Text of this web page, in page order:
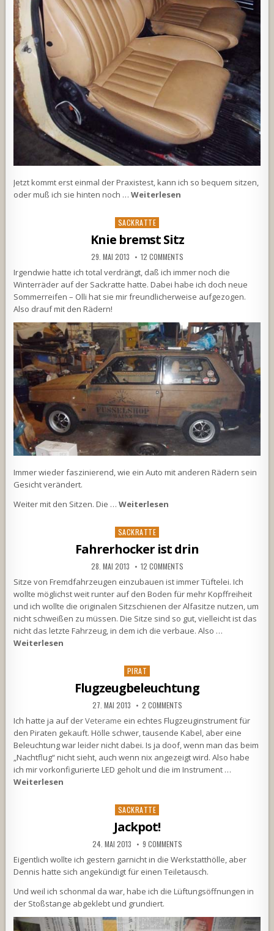
Jetzt kommt erst einmal der Praxistest, kann ich so bequem sitzen,
oder muß ich sie hinten noch …Weiterlesen
Posted
in
SACKRATTE
Knie bremst Sitz
29. MAI 2013 12 COMMENTS
Irgendwie hatte ich total verdrängt, daß ich immer noch die
Winterräder auf der Sackratte hatte. Dabei habe ich doch neue
Sommerreifen – Olli hat sie mir freundlicherweise aufgezogen.
Also drauf mit den Rädern!
Immer wieder faszinierend, wie ein Auto mit anderen Rädern sein
Gesicht verändert.
Weiter mit den Sitzen. Die …Weiterlesen
Posted
in
SACKRATTE
Fahrerhocker ist drin
28. MAI 2013 12 COMMENTS
Sitze von Fremdfahrzeugen einzubauen ist immer Tüftelei. Ich
wollte möglichst weit runter auf den Boden für mehr Kopffreiheit
und ich wollte die originalen Sitzschienen der Alfasitze nutzen, um
nicht schweißen zu müssen. Die Sitze sind so gut, vielleicht ist das
nicht das letzte Fahrzeug, in dem ich die verbaue. Also …
Weiterlesen
Posted
in
PIRAT
Flugzeugbeleuchtung
27. MAI 2013 2 COMMENTS
Ich hatte ja auf derVeterame ein echtes Flugzeuginstrument für
den Piraten gekauft. Hölle schwer, tausende Kabel, aber eine
Beleuchtung war leider nicht dabei. Is ja doof, wenn man das beim
„Nachtflug“ nicht sieht, auch wenn nix angezeigt wird. Also habe
ich mir vorkonfigurierte LED geholt und die im Instrument …
Weiterlesen
Posted
in
SACKRATTE
Jackpot!
24. MAI 2013 9 COMMENTS
Eigentlich wollte ich gestern garnicht in die Werkstatthölle, aber
Dennis hatte sich angekündigt für einen Teiletausch.
Und weil ich schonmal da war, habe ich die Lüftungsöffnungen in
der Stoßstange abgeklebt und grundiert.